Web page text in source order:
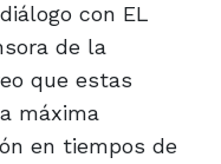
con EL
de la
que estas
máxima
en tiempos de